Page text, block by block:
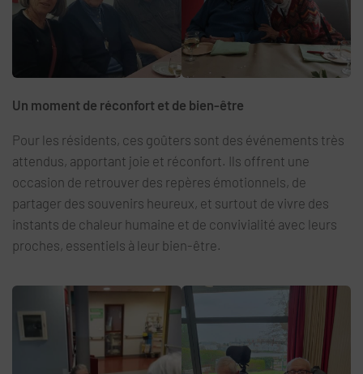
Un moment de réconfort et de bien-être
Pour les résidents, ces goûters sont des événements très
attendus, apportant joie et réconfort. Ils offrent une
occasion de retrouver des repères émotionnels, de
partager des souvenirs heureux, et surtout de vivre des
instants de chaleur humaine et de convivialité avec leurs
proches, essentiels à leur bien-être.